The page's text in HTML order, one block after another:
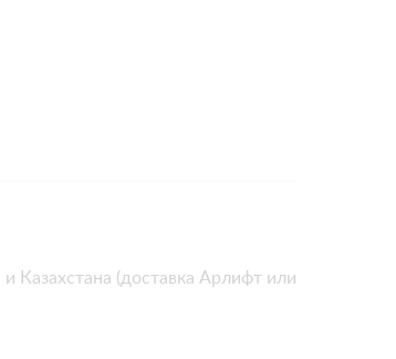
Казахстана (доставка Арлифт или